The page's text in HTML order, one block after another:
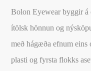
Bolon Eyewear byggir á
ítölsk hönnun og
með hágæða efnum
plasti og fyrsta flokks